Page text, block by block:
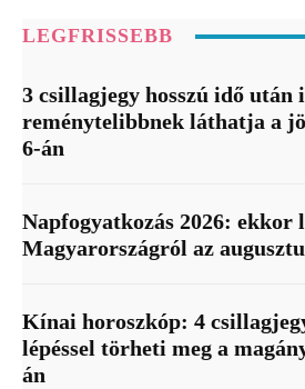
LEGFRISSEBB
3 csillagjegy hosszú idő után
reménytelibbnek láthatja a
6-án
Napfogyatkozás 2026: ekkor
Magyarországról az
Kínai horoszkóp: 4
lépéssel törheti meg a
án